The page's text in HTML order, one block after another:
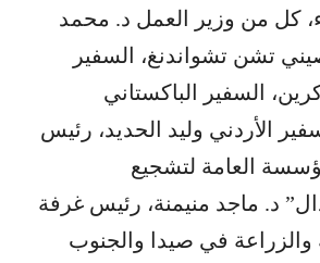
كل من وزير العمل د. محمد
تشن تشواندنغ، السفير
السفير الباكستاني
الأردني وليد الحديد، رئيس
العامة لتشجيع
د. ماجد منيمنة، رئيس غرفة
والزراعة في صيدا والجنوب